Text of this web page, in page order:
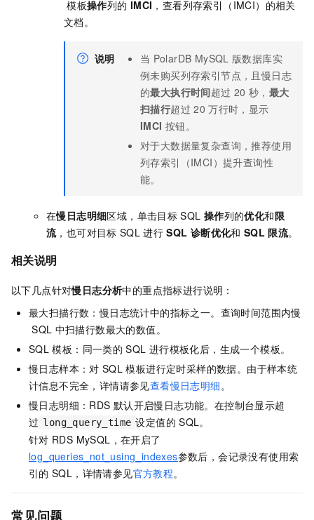
模板操作列的 IMCI ，查看列存索引（IMCI）的相关
文档。
说明 当 PolarDB MySQL 版数据库实
例未购买列存索引节点，且慢日志
的最大执行时间超过 20 秒， 最大
扫描行超过 20 万行时，显示
IMCI 按钮。
对于大数据量复杂查询，推荐使用
列存索引（IMCI）提升查询性
能。
在慢日志明细区域，单击目标 SQL 操作列的优化和限
流，也可对目标 SQL 进行 SQL 诊断优化和 SQL 限流。
相关说明
以下几点针对慢日志分析中的重点指标进行说明：
最大扫描行数：慢日志统计中的指标之一。查询时间范围内慢
SQL 中扫描行数最大的数值。
SQL 模板：同一类的 SQL 进行模板化后，生成一个模板。
慢日志样本：对 SQL 模板进行定时采样的数据。由于样本统
计信息不完全，详情请参见查看慢日志明细 。
慢日志明细：RDS 默认开启慢日志功能。在控制台显示超
过 long_query_time 设定值的 SQL。
针对 RDS MySQL，在开启了
log_queries_not_using_indexes参数后，会记录没有使用索
引的 SQL，详情请参见官方教程。
常见问题